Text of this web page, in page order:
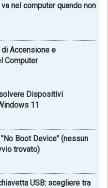
nel computer quando non
Accensione e
Computer
Dispositivi
11
Boot Device" (nessun
trovato)
USB: scegliere tra